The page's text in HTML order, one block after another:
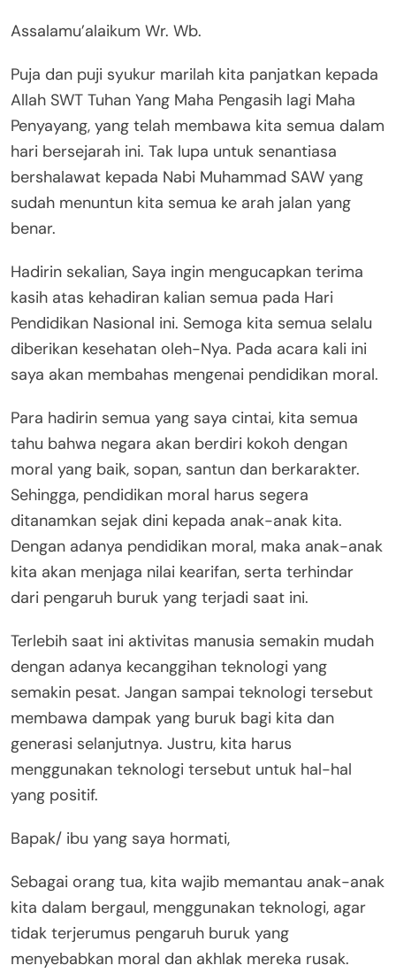
Assalamu’alaikum Wr. Wb.
Puja dan puji syukur marilah kita panjatkan kepada
Allah SWT Tuhan Yang Maha Pengasih lagi Maha
Penyayang, yang telah membawa kita semua dalam
hari bersejarah ini. Tak lupa untuk senantiasa
bershalawat kepada Nabi Muhammad SAW yang
sudah menuntun kita semua ke arah jalan yang
benar.
Hadirin sekalian, Saya ingin mengucapkan terima
kasih atas kehadiran kalian semua pada Hari
Pendidikan Nasional ini. Semoga kita semua selalu
diberikan kesehatan oleh-Nya. Pada acara kali ini
saya akan membahas mengenai pendidikan moral.
Para hadirin semua yang saya cintai, kita semua
tahu bahwa negara akan berdiri kokoh dengan
moral yang baik, sopan, santun dan berkarakter.
Sehingga, pendidikan moral harus segera
ditanamkan sejak dini kepada anak-anak kita.
Dengan adanya pendidikan moral, maka anak-anak
kita akan menjaga nilai kearifan, serta terhindar
dari pengaruh buruk yang terjadi saat ini.
Terlebih saat ini aktivitas manusia semakin mudah
dengan adanya kecanggihan teknologi yang
semakin pesat. Jangan sampai teknologi tersebut
membawa dampak yang buruk bagi kita dan
generasi selanjutnya. Justru, kita harus
menggunakan teknologi tersebut untuk hal-hal
yang positif.
Bapak/ ibu yang saya hormati,
Sebagai orang tua, kita wajib memantau anak-anak
kita dalam bergaul, menggunakan teknologi, agar
tidak terjerumus pengaruh buruk yang
menyebabkan moral dan akhlak mereka rusak.